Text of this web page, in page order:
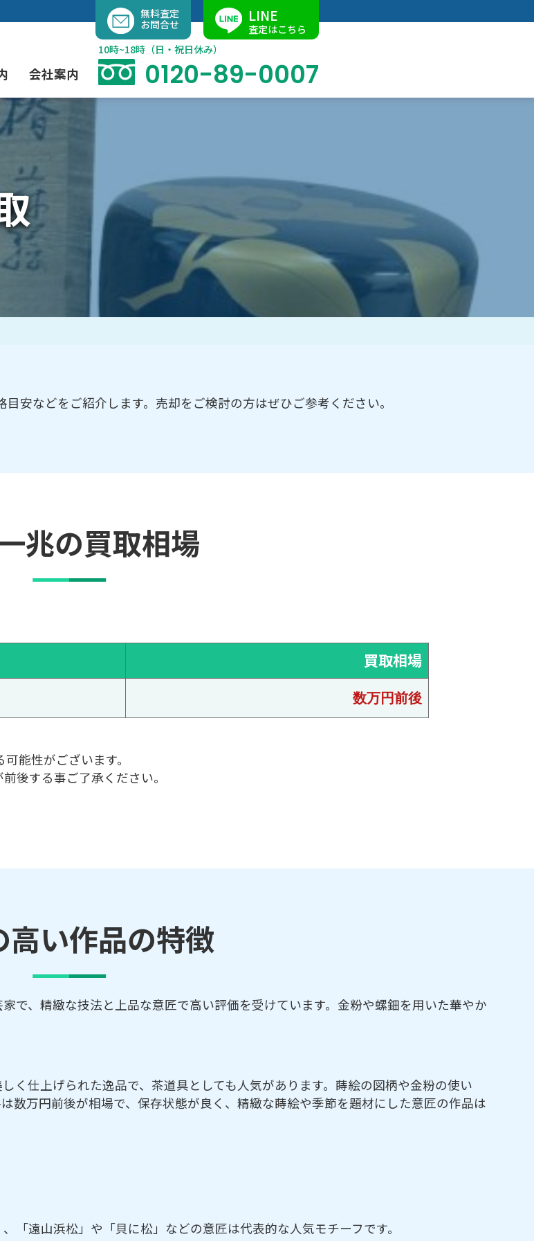
容
キ
ッ
問
取
陶磁器・陶器買取
ズ買取 美術品・古美術品買取
ジュエリー・ウォッチ買取
料）
ション出品代行 催事買取
会社案内
無料査定
お問合せ
LINE
査定はこちら
10時~18時（日・祝日休み）
0120-89-0007
安などをご紹介します。売却をご検討の方はぜひご参考ください。
兆の買取相場
買取相場
数万円前後
能性がございます。
後する事ご了承ください。
高い作品の特徴
で、精緻な技法と上品な意匠で高い評価を受けています。金粉や螺鈿を用いた華やか
く仕上げられた逸品で、茶道具としても人気があります。蒔絵の図柄や金粉の使い
数万円前後が相場で、保存状態が良く、精緻な蒔絵や季節を題材にした意匠の作品は
遠山浜松」や「貝に松」などの意匠は代表的な人気モチーフです。